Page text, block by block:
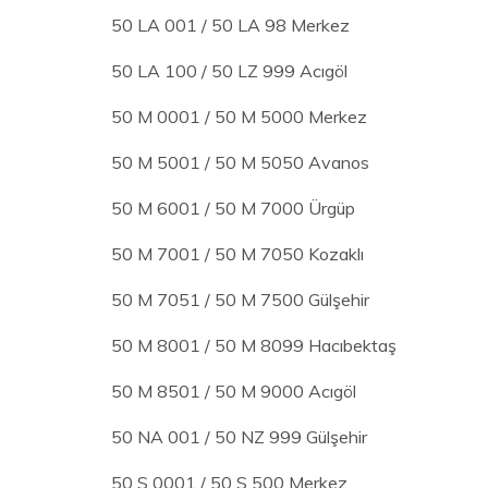
50 LA 001 / 50 LA 98 Merkez
50 LA 100 / 50 LZ 999 Acıgöl
50 M 0001 / 50 M 5000 Merkez
50 M 5001 / 50 M 5050 Avanos
50 M 6001 / 50 M 7000 Ürgüp
50 M 7001 / 50 M 7050 Kozaklı
50 M 7051 / 50 M 7500 Gülşehir
50 M 8001 / 50 M 8099 Hacıbektaş
50 M 8501 / 50 M 9000 Acıgöl
50 NA 001 / 50 NZ 999 Gülşehir
50 S 0001 / 50 S 500 Merkez